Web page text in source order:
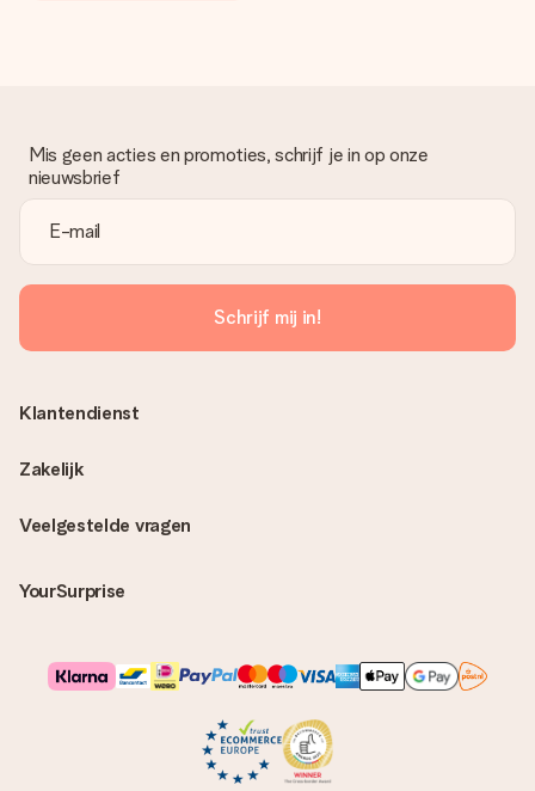
Mis geen acties en promoties, schrijf je in op onze
nieuwsbrief
Schrijf mij in!
Veelgestelde vragen
YourSurprise
Klantendienst
Zakelijk